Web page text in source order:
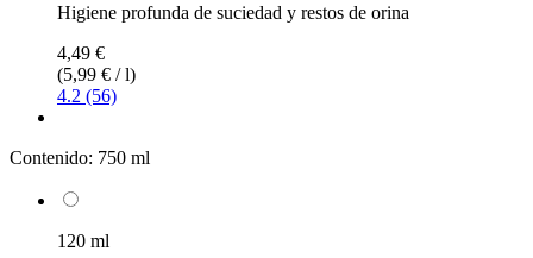
Higiene profunda de suciedad y restos de orina
4,49 €
(5,99 € / l)
4.2 (56)
Contenido: 750 ml
120 ml